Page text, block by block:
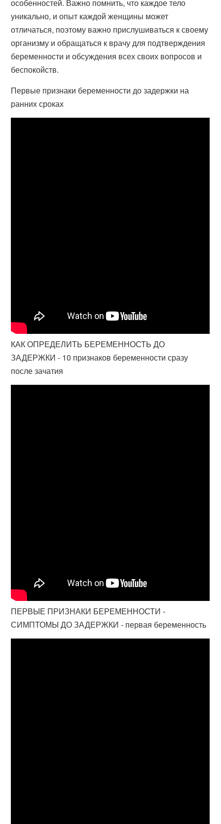
особенностей. Важно помнить, что каждое тело
уникально, и опыт каждой женщины может
отличаться, поэтому важно прислушиваться к своему
организму и обращаться к врачу для подтверждения
беременности и обсуждения всех своих вопросов и
беспокойств.
Первые признаки беременности до задержки на
ранних сроках
КАК ОПРЕДЕЛИТЬ БЕРЕМЕННОСТЬ ДО
ЗАДЕРЖКИ - 10 признаков беременности сразу
после зачатия
ПЕРВЫЕ ПРИЗНАКИ БЕРЕМЕННОСТИ -
СИМПТОМЫ ДО ЗАДЕРЖКИ - первая беременность